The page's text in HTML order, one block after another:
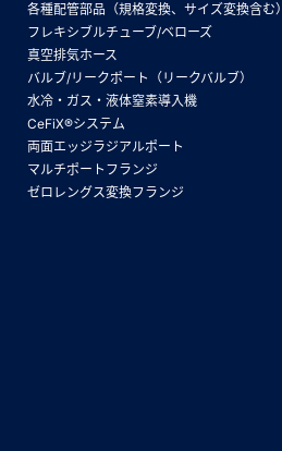
各種配管部品（規格変換、サイズ変換含む）
フレキシブルチューブ/ベローズ
真空排気ホース
バルブ/リークポート（リークバルブ）
水冷・ガス・液体窒素導入機
CeFiX®システム
両面エッジラジアルポート
マルチポートフランジ
ゼロレングス変換フランジ